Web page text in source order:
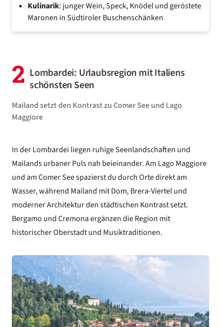
Kulinarik: junger Wein, Speck, Knödel und geröstete
Maronen in Südtiroler Buschenschänken
2 Lombardei: Urlaubsregion mit Italiens
schönsten Seen
Mailand setzt den Kontrast zu Comer See und Lago
Maggiore
In der Lombardei liegen ruhige Seenlandschaften und
Mailands urbaner Puls nah beieinander. Am Lago Maggiore
und amComer Seespazierst du durch Orte direkt am
Wasser, während Mailand mit Dom, Brera-Viertel und
moderner Architektur den städtischen Kontrast setzt.
Bergamo und Cremona ergänzen die Region mit
historischer Oberstadt und Musiktraditionen.